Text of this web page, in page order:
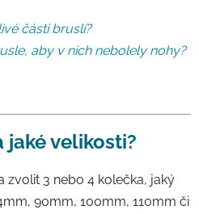
části bruslí?
aby v nich nebolely nohy?
jaké velikosti?
zvolit 3 nebo 4 kolečka, jaký
90mm, 100mm, 110mm či